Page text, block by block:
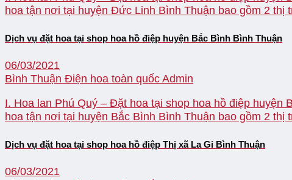
hoa tận nơi tại huyện Đức Linh Bình Thuận bao gồm 2 thị
Dịch vụ đặt hoa tại shop hoa hồ điệp huyện Bắc Bình Bình Thuận
06/03/2021
Bình Thuận Điện hoa toàn quốcAdmin
I. Hoa lan Phú Quý – Đặt hoa tại shop hoa hồ điệp huyện
hoa tận nơi tại huyện Bắc Bình Bình Thuận bao gồm 2
Dịch vụ đặt hoa tại shop hoa hồ điệp Thị xã La Gi Bình Thuận
06/03/2021